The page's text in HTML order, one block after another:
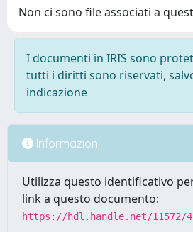
Non ci sono file associati a
I documenti in IRIS sono
tutti i diritti sono riservati,
indicazione
Informazioni
Utilizza questo identificativo
link a questo documento:
https://hdl.handle.net/11572/